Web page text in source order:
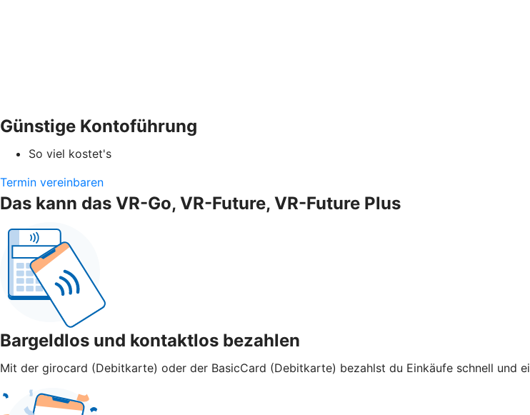
Günstige Kontoführung
So viel kostet's
Termin vereinbaren
Das kann das VR-Go, VR-Future, VR-Future Plus
Bargeldlos und kontaktlos bezahlen
Mit der girocard (Debitkarte) oder der BasicCard (Debitkarte) bezahlst du Einkäufe schnell und